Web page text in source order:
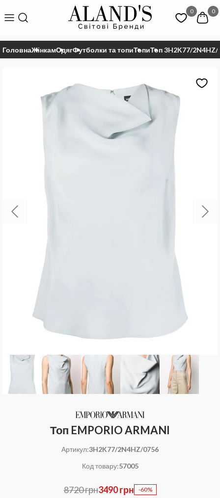
0 0
ГоловнаЖінкамОдягФутболки та топиТопиТоп 3H2K77/2N4HZ/
Топ EMPORIO ARMANI
Артикул:3H2K77/2N4HZ/0756
Код товару:57005
8720 грн3490 грн -60%